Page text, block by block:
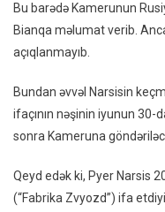
Bu barədə Kamerunun
Bianqa məlumat verib.
açıqlanmayıb.
Bundan əvvəl Narsisin
ifaçının nəşinin iyunun 30-
sonra Kameruna
Qeyd edək ki, Pyer Narsis
(“Fabrika Zvyozd”) ifa etdiyi